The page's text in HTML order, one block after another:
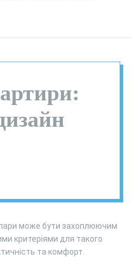
може бути захоплюючим
критеріями для такого
та комфорт.